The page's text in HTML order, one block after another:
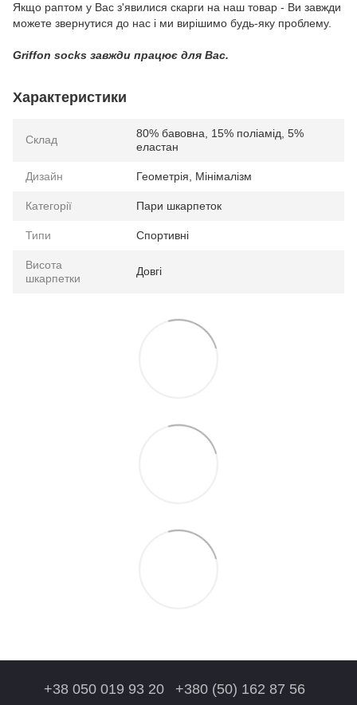
Якщо раптом у Вас з'явилися скарги на наш товар - Ви завжди
можете звернутися до нас і ми вирішимо будь-яку проблему.
Griffon socks завжди працює для Вас.
Характеристики
Склад
80% бавовна, 15% поліамід, 5%
еластан
Дизайн Геометрія, Мінімалізм
Категорії Пари шкарпеток
Типи Спортивні
Висота
шкарпетки
Довгі
+38 050 019 93 20 +380 (50) 162 87 56